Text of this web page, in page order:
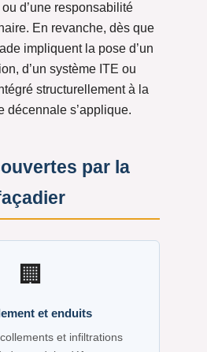
d’une responsabilité
En revanche, dès que
impliquent la pose d’un
d’un système ITE ou
structurellement à la
décennale s’applique.
par la
🏢
et enduits
et infiltrations